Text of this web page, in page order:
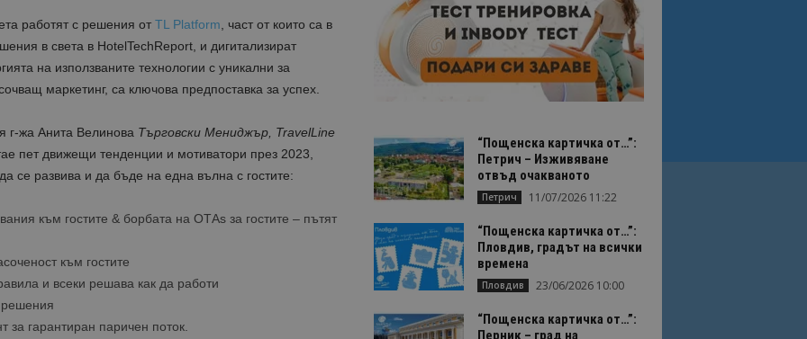
работят с решения от TL Platform , част от които са в
в света в HotelTechReport, и дигитализират
на използваните технологии с уникални за
маркетинг, са ключова предпоставка за успех.
г-жа Анита Велинова Търговски Мениджър, TravelLine
пет движещи тенденции и мотиватори през 2023,
се развива и да бъде на една вълна с гостите:
към гостите & борбата на ОТАs за гостите – пътят
към гостите
и всеки решава как да работи
решения
гарантиран паричен поток.
“Пощенска картичка от…”:
Петрич – Изживяване
отвъд очакваното
Петрич 11/07/2026 11:22
“Пощенска картичка от…”:
Пловдив, градът на всички
времена
Пловдив 23/06/2026 10:00
“Пощенска картичка от…”:
Перник – град на